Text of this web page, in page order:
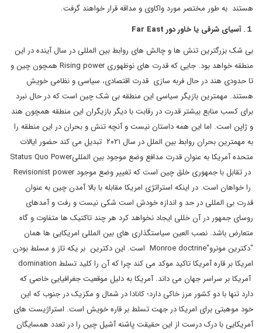
هستند به طور مختصر مورد واکاوی و مداقه قرار خواهند گرفت.
１. آسیای شرقی یا خاور دور Far East
بی شک بزرگترین تنش ها و چالش های روابط بین المللی در سال آینده در این
منطقه خواهد بود. جایی که قدرت های نوظهوری Rising power همچون چین و
تا حدودی هند در حال فربه سازی قدرت اقتصادی، سیاسی و نظامی خویش
هستند. مهمترین بازیگر سیاسی این منطقه بی شک چین است که در حال نبرد
برای کسب منابع بیشتر قدرت در رقابت با دیگر بازیگران این منطقه همچون هند
و ژاپن است. اما این همه داستان نیست و آنچه تنش و بحران در این منطقه را
به مهمترین بحران روابط بین الملل در سال ۲۰۲۱ تبدیل می کند حضور ایالات
متحده آمریکا به عنوان قدرت مدافع وضع موجود بین المللیStatus Quo Power
در تقابل با جمهوری خلق چین است که تغییر وضع موجود Revisionist power
را خواهان است. در اینکه استراتژی امریکا مقابله با بالا آمدن چین به عنوان
قدرت بی المللی در حد و اندازه خودش است شکی نیست و رفت و آمدهای
روسای جمهور در آن خللی ایجاد نخواهد کرد هر چند تاکتیک ها متفاوت و گاه
متعارض باشد. نصب العین سیاستگذاری های بین المللی امریکایی ها همان
"دکترین مونرو"Monroe doctrine است. این دکترین بر یکه تاز و مسلط بودن
امریکا بر قاره آمریکا تاکید موکد می کند چرا که آن را کلید تسلط domination
آمریکا بر سراسر جهان می داند. آمریکا به دلیل موقعیت جغرافیایی خاصی که
دارد تنها با دو کشور مرز خاکی دارد؛ کانادا در شمال و مکزیک در جنوب که این
خود موهبتی برای امریکا در جهت تسلط بر قاره خویش است. استراژیست های
آمریکایی با درک درست از این حقیقت پاشنه آشیل چین را در تعدد همسایگان